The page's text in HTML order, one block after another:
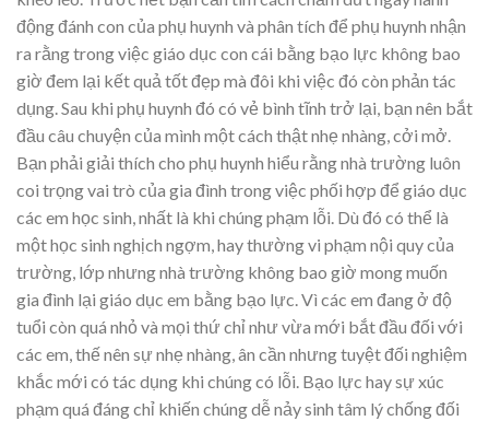
động đánh con của phụ huynh và phân tích để phụ huynh nhận
ra rằng trong việc giáo dục con cái bằng bạo lực không bao
giờ đem lại kết quả tốt đẹp mà đôi khi việc đó còn phản tác
dụng. Sau khi phụ huynh đó có vẻ bình tĩnh trở lại, bạn nên bắt
đầu câu chuyện của mình một cách thật nhẹ nhàng, cởi mở.
Bạn phải giải thích cho phụ huynh hiểu rằng nhà trường luôn
coi trọng vai trò của gia đình trong việc phối hợp để giáo dục
các em học sinh, nhất là khi chúng phạm lỗi. Dù đó có thể là
một học sinh nghịch ngợm, hay thường vi phạm nội quy của
trường, lớp nhưng nhà trường không bao giờ mong muốn
gia đình lại giáo dục em bằng bạo lực. Vì các em đang ở độ
tuổi còn quá nhỏ và mọi thứ chỉ như vừa mới bắt đầu đối với
các em, thế nên sự nhẹ nhàng, ân cần nhưng tuyệt đối nghiệm
khắc mới có tác dụng khi chúng có lỗi. Bạo lực hay sự xúc
phạm quá đáng chỉ khiến chúng dễ nảy sinh tâm lý chống đối